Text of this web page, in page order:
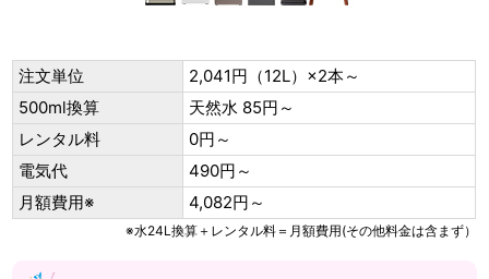
注文単位
2,041円（12L）×2本～
500ml換算
天然水 85円～
レンタル料
0円～
電気代
490円～
月額費用※
4,082円～
※水24L換算＋レンタル料＝月額費用(その他料金は含まず）